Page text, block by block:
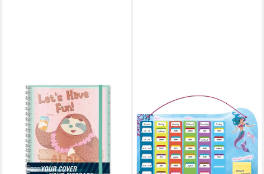
Schülerkalender Roth
Stundenplan Meerjungfrau
SteckFix DIN A3
21,59 €
leider ausverkauft